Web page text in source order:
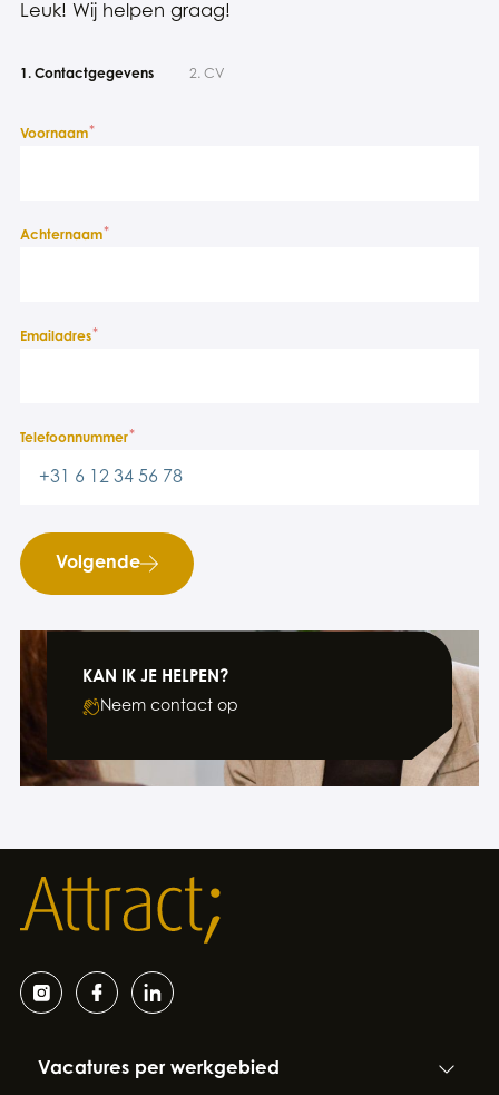
Leuk! Wij helpen graag!
1. Contactgegevens 2. CV
Voornaam*
Achternaam*
Emailadres*
Telefoonnummer*
Volgende
KAN IK JE HELPEN?
Neem contact op
Vacatures per werkgebied